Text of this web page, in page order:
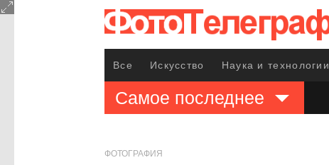
Все Искусство Наука и технологии
Самое последнее
ФОТОГРАФИЯ